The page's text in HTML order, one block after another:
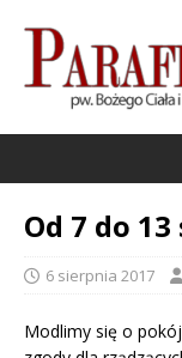
Od 7 do
6 sierpnia 2017
Modlimy się o